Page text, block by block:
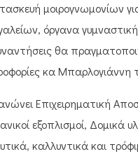
μοιρογνωμονίων
όργανα
θα
κα Μπαρλογιάννη
Επιχειρηματική
εξοπλισμοί, Δομικά
καλλυντικά και